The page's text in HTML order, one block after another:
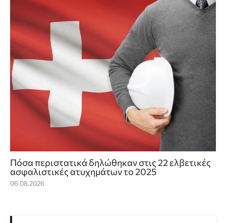
Πόσα περιστατικά δηλώθηκαν στις 22 ελβετικές
ασφαλιστικές ατυχημάτων το 2025
06.08.2026